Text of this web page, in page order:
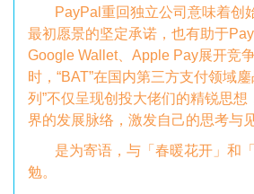
PayPal重回独立公司意味着创
最初愿景的坚定承诺，也有助于
Google Wallet、Apple Pay展开竞
时，“BAT”在国内第三方支付领域
列”不仅呈现创投大佬们的精锐思想
界的发展脉络，激发自己的思考与见
是为寄语，与「春暖花开」和
勉。